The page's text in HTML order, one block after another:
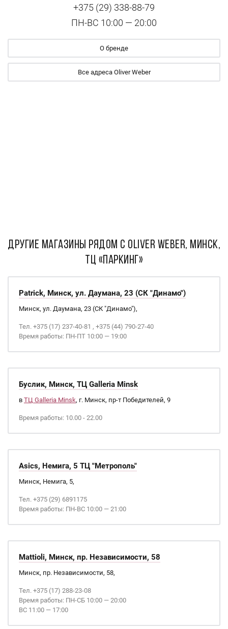
+375 (29) 338-88-79
ПН-ВС 10:00 — 20:00
О бренде
Все адреса Oliver Weber
ДРУГИЕ МАГАЗИНЫ РЯДОМ С Oliver Weber, Минск,
ТЦ «Паркинг»
Patrick, Минск, ул. Даумана, 23 (СК "Динамо")
Минск, ул. Даумана, 23 (СК "Динамо"),
Тел. +375 (17) 237-40-81 , +375 (44) 790-27-40
Время работы: ПН-ПТ 10:00 — 19:00
Буслик, Минск, ТЦ Galleria Minsk
в ТЦ Galleria Minsk, г. Минск, пр-т Победителей, 9
Время работы: 10.00 - 22.00
Asics, Немига, 5 ТЦ "Метрополь"
Минск, Немига, 5,
Тел. +375 (29) 6891175
Время работы: ПН-ВС 10:00 — 21:00
Mattioli, Минск, пр. Независимости, 58
Минск, пр. Независимости, 58,
Тел. +375 (17) 288-23-08
Время работы: ПН-СБ 10:00 — 20:00
ВС 11:00 — 17:00